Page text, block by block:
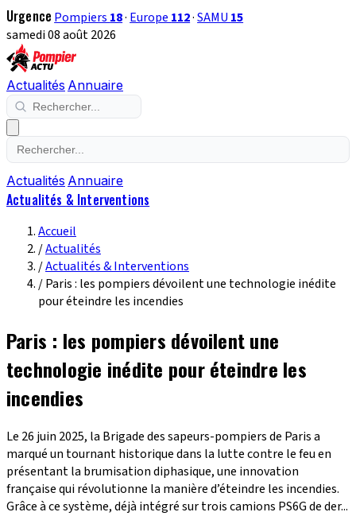
Urgence Pompiers 18· Europe 112·SAMU 15
samedi 08 août 2026
Actualités Annuaire
Actualités Annuaire
Actualités & Interventions
Accueil
/Actualités
/Actualités & Interventions
/Paris : les pompiers dévoilent une technologie inédite
pour éteindre les incendies
Paris : les pompiers dévoilent une
technologie inédite pour éteindre les
incendies
Le 26 juin 2025, la Brigade des sapeurs-pompiers de Paris a
marqué un tournant historique dans la lutte contre le feu en
présentant la brumisation diphasique, une innovation
française qui révolutionne la manière d’éteindre les incendies.
Grâce à ce système, déjà intégré sur trois camions PS6G de der...